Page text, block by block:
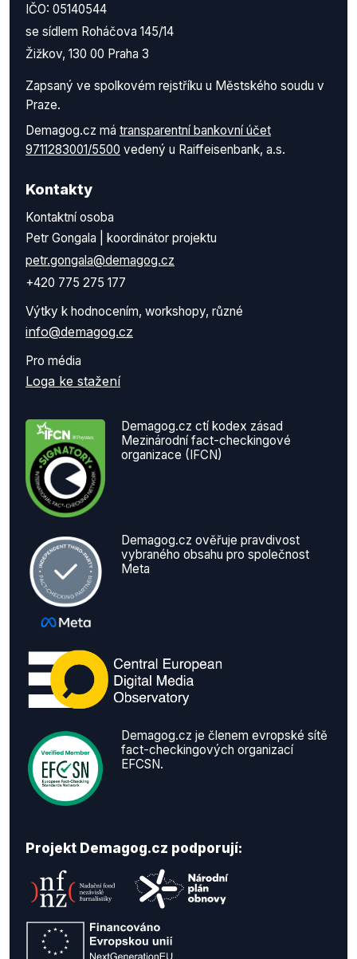
IČO: 05140544
se sídlem Roháčova 145/14
Žižkov, 130 00 Praha 3
Zapsaný ve spolkovém rejstříku u Městského soudu v
Praze.
Demagog.cz má transparentní bankovní účet
9711283001/5500 vedený u Raiffeisenbank, a.s.
Kontakty
Kontaktní osoba
Petr Gongala | koordinátor projektu
petr.gongala@demagog.cz
+420 775 275 177
Výtky k hodnocením, workshopy, různé
info@demagog.cz
Pro média
Loga ke stažení
Demagog.cz ctí kodex zásad
Mezinárodní fact-checkingové
organizace (IFCN)
Demagog.cz ověřuje pravdivost
vybraného obsahu pro společnost
Meta
Demagog.cz je členem evropské sítě
fact-checkingových organizací
EFCSN.
Projekt Demagog.cz podporují: